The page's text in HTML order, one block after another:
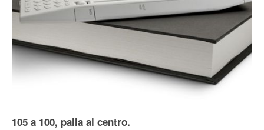
105 a 100, palla al centro.